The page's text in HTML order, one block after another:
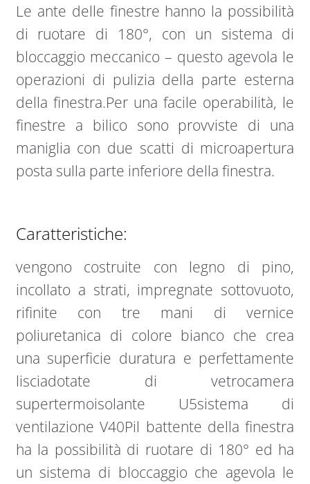
Le ante delle finestre hanno la possibilità
di ruotare di 180°, con un sistema di
bloccaggio meccanico – questo agevola le
operazioni di pulizia della parte esterna
della finestra.Per una facile operabilità, le
finestre a bilico sono provviste di una
maniglia con due scatti di microapertura
posta sulla parte inferiore della finestra.
Caratteristiche:
vengono costruite con legno di pino,
incollato a strati, impregnate sottovuoto,
rifinite con tre mani di vernice
poliuretanica di colore bianco che crea
una superficie duratura e perfettamente
lisciadotate di vetrocamera
supertermoisolante U5sistema di
ventilazione V40Pil battente della finestra
ha la possibilità di ruotare di 180° ed ha
un sistema di bloccaggio che agevola le